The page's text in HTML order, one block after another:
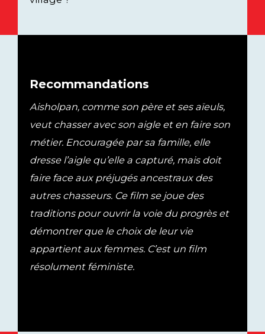
Recommandations
Aisholpan, comme son père et ses aïeuls,
veut chasser avec son aigle et en faire son
métier. Encouragée par sa famille, elle
dresse l’aigle qu’elle a capturé, mais doit
faire face aux préjugés ancestraux des
autres chasseurs. Ce film se joue des
traditions pour ouvrir la voie du progrès et
démontrer que le choix de leur vie
appartient aux femmes. C’est un film
résolument féministe.